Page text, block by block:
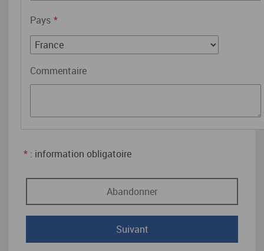
Pays *
Commentaire
* : information obligatoire
Abandonner
Suivant